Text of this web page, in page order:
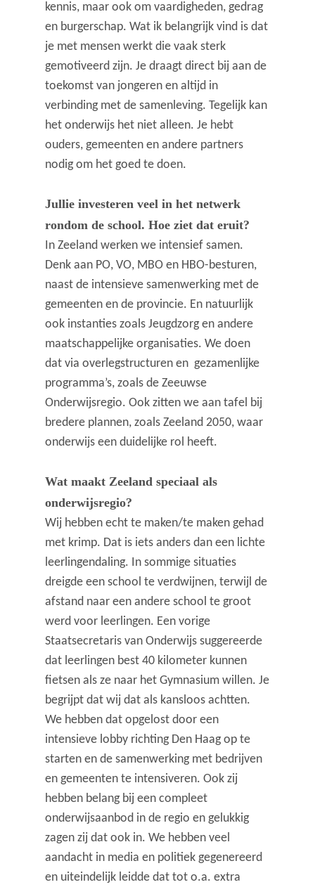
kennis, maar ook om vaardigheden, gedrag
en burgerschap. Wat ik belangrijk vind is dat
je met mensen werkt die vaak sterk
gemotiveerd zijn. Je draagt direct bij aan de
toekomst van jongeren en altijd in
verbinding met de samenleving. Tegelijk kan
het onderwijs het niet alleen. Je hebt
ouders, gemeenten en andere partners
nodig om het goed te doen.
Jullie investeren veel in het netwerk
rondom de school. Hoe ziet dat eruit?
In Zeeland werken we intensief samen.
Denk aan PO, VO, MBO en HBO-besturen,
naast de intensieve samenwerking met de
gemeenten en de provincie. En natuurlijk
ook instanties zoals Jeugdzorg en andere
maatschappelijke organisaties. We doen
dat via overlegstructuren en gezamenlijke
programma’s, zoals de Zeeuwse
Onderwijsregio. Ook zitten we aan tafel bij
bredere plannen, zoals Zeeland 2050, waar
onderwijs een duidelijke rol heeft.
Wat maakt Zeeland speciaal als
onderwijsregio?
Wij hebben echt te maken/te maken gehad
met krimp. Dat is iets anders dan een lichte
leerlingendaling. In sommige situaties
dreigde een school te verdwijnen, terwijl de
afstand naar een andere school te groot
werd voor leerlingen. Een vorige
Staatsecretaris van Onderwijs suggereerde
dat leerlingen best 40 kilometer kunnen
fietsen als ze naar het Gymnasium willen. Je
begrijpt dat wij dat als kansloos achtten.
We hebben dat opgelost door een
intensieve lobby richting Den Haag op te
starten en de samenwerking met bedrijven
en gemeenten te intensiveren. Ook zij
hebben belang bij een compleet
onderwijsaanbod in de regio en gelukkig
zagen zij dat ook in. We hebben veel
aandacht in media en politiek gegenereerd
en uiteindelijk leidde dat tot o.a. extra